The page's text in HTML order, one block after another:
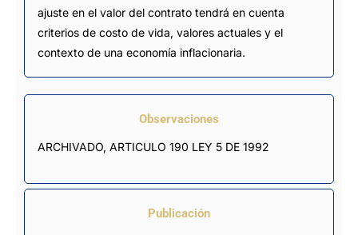
ajuste en el valor del contrato tendrá en cuenta
criterios de costo de vida, valores actuales y el
contexto de una economía inflacionaria.
Observaciones
ARCHIVADO, ARTICULO 190 LEY 5 DE 1992
Publicación